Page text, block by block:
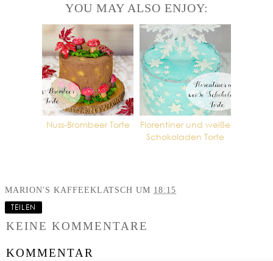
YOU MAY ALSO ENJOY:
Nuss-Brombeer Torte
Florentiner und weiße
Schokoladen Torte
MARION'S KAFFEEKLATSCH UM 18:15
TEILEN
KEINE KOMMENTARE
KOMMENTAR